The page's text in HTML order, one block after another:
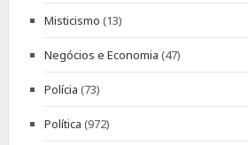
Misticismo (13)
Negócios e Economia (47)
Polícia (73)
Política (972)